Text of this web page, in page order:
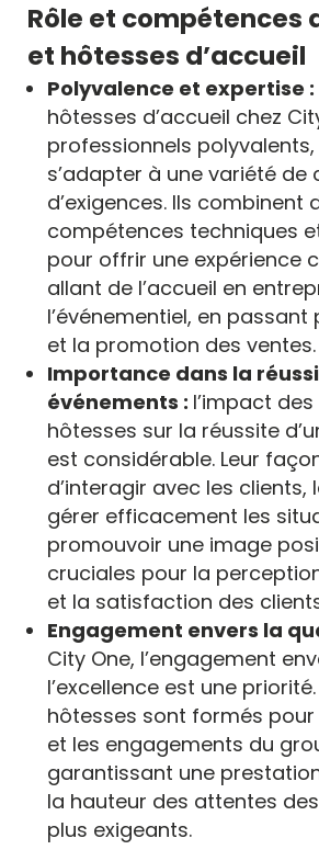
Rôle et compétences
et hôtesses d’accueil
Polyvalence et expertise :
hôtesses d’accueil chez
professionnels
s’adapter à une variété de
d’exigences. Ils combinent
compétences techniques
pour offrir une expérience
allant de l’accueil en
l’événementiel, en passant
et la promotion des ventes.
Importance dans la
événements : l’impact
hôtesses sur la réussite
est considérable. Leur
d’interagir avec les
gérer efficacement les
promouvoir une image
cruciales pour la
et la satisfaction des
Engagement envers la
City One, l’engagement
l’excellence est une
hôtesses sont formés pour
et les engagements du
garantissant une
la hauteur des attentes
plus exigeants.